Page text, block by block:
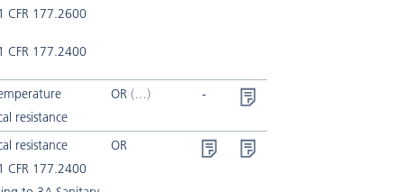
CFR 177.2600
CFR 177.2400
resistance
OR -
resistance
CFR 177.2400
OR